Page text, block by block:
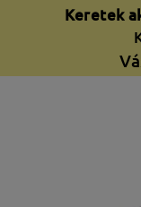
Keretek